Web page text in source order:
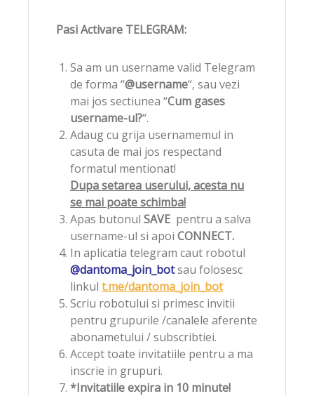
Pasi Activare TELEGRAM:
Sa am un username valid Telegram
de forma “@username“, sau vezi
mai jos sectiunea “Cum gases
username-ul?“.
Adaug cu grija usernamemul in
casuta de mai jos respectand
formatul mentionat!
Dupa setarea userului, acesta nu
se mai poate schimba!
Apas butonul SAVE pentru a salva
username-ul si apoi CONNECT.
In aplicatia telegram caut robotul
@dantoma_join_botsau folosesc
linkul t.me/dantoma_join_bot
Scriu robotului si primesc invitii
pentru grupurile /canalele aferente
abonametului / subscribtiei.
Accept toate invitatiile pentru a ma
inscrie in grupuri.
*Invitatiile expira in 10 minute!